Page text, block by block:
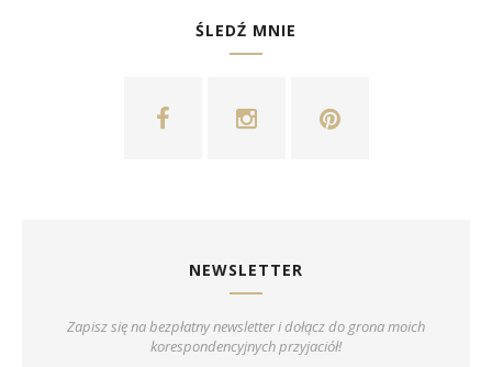
ŚLEDŹ MNIE
NEWSLETTER
Zapisz się na bezpłatny newsletter i dołącz do grona moich
korespondencyjnych przyjaciół!